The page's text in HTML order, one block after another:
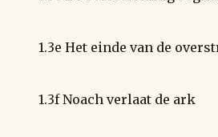
1.3e Het einde van de
1.3f Noach verlaat de ark